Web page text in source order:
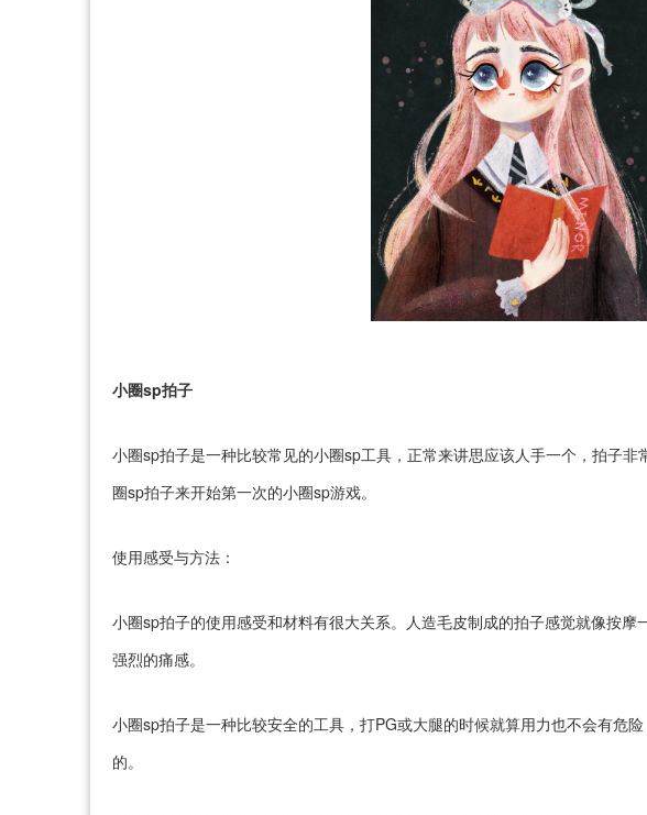
小圈sp拍子
小圈sp拍子是一种比较常见的小圈sp工具，正常来讲思应该人手一个，拍子
圈sp拍子来开始第一次的小圈sp游戏。
使用感受与方法：
小圈sp拍子的使用感受和材料有很大关系。人造毛皮制成的拍子感觉就像按
强烈的痛感。
小圈sp拍子是一种比较安全的工具，打PG或大腿的时候就算用力也不会有危
的。